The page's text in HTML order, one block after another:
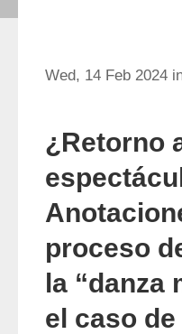
Wed, 14 Feb 2024
¿Retorno
proceso
la “danza
el caso